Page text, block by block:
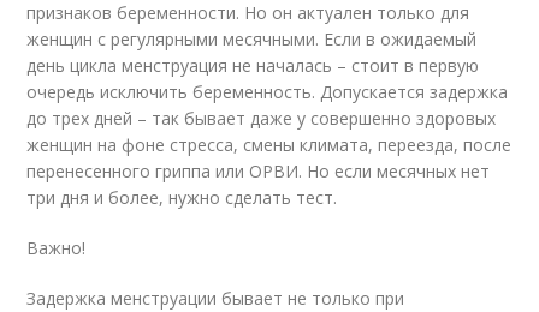
признаков беременности. Но он актуален только для
женщин с регулярными месячными. Если в ожидаемый
день цикла менструация не началась – стоит в первую
очередь исключить беременность. Допускается задержка
до трех дней – так бывает даже у совершенно здоровых
женщин на фоне стресса, смены климата, переезда, после
перенесенного гриппа или ОРВИ. Но если месячных нет
три дня и более, нужно сделать тест.
Важно!
Задержка менструации бывает не только при